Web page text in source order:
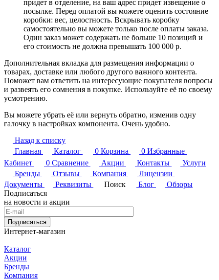
придет в отделение, на ваш адрес придет извещение о
посылке. Перед оплатой вы можете оценить состояние
коробки: вес, целостность. Вскрывать коробку
самостоятельно вы можете только после оплаты заказа.
Один заказ может содержать не больше 10 позиций и
его стоимость не должна превышать 100 000 р.
Дополнительная вкладка для размещения информации о
товарах, доставке или любого другого важного контента.
Поможет вам ответить на интересующие покупателя вопросы
и развеять его сомнения в покупке. Используйте её по своему
усмотрению.
Вы можете убрать её или вернуть обратно, изменив одну
галочку в настройках компонента. Очень удобно.
Назад к списку
Главная
Каталог 0 Корзина 0 Избранные
Кабинет
0 Сравнение Акции Контакты
Услуги
Бренды
Отзывы Компания
Лицензии
Документы
Реквизиты Поиск Блог
Обзоры
Подписаться
на новости и акции
Подписаться
Интернет-магазин
Каталог
Акции
Бренды
Компания